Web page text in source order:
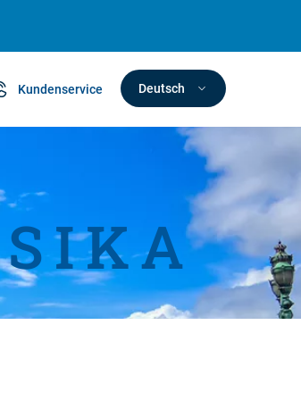
Kundenservice Deutsch